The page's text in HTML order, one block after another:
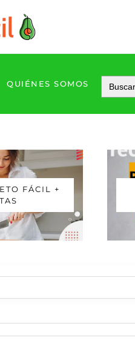
QUIÉNES SOMOS
FÁCIL +